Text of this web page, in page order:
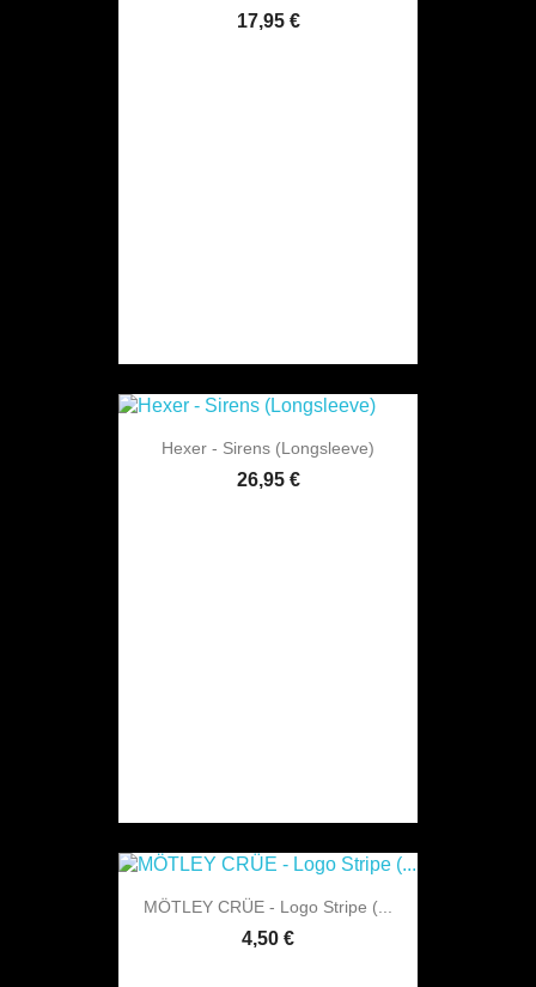
17,95 €
Hexer - Sirens (Longsleeve)
26,95 €
MÖTLEY CRÜE - Logo Stripe (...
4,50 €